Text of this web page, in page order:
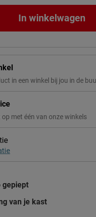
In winkelwagen
in een winkel bij jou in de
met één van onze winkels
gepiept
van je kast